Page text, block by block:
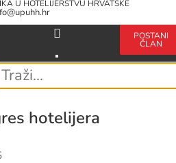
U HOTELIJERSTVU HRVATSKE
POSTANI
ČLAN
hotelijera